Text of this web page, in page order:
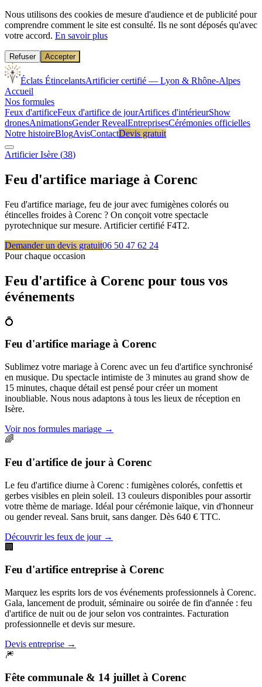
Nous utilisons des cookies de mesure d'audience et de publicité pour
comprendre comment le site est consulté. Ils ne sont déposés qu'avec
votre accord. En savoir plus
Refuser Accepter
Éclats ÉtincelantsArtificier certifié — Lyon & Rhône-Alpes
Accueil
Nos formules
Feux d'artificeFeux d'artifice de jourArtifices d'intérieurShow
dronesAnimationsGender RevealEntreprisesCérémonies officielles
Notre histoireBlogAvisContactDevis gratuit
ArtificierIsère (38)
Feu d'artifice mariage à Corenc
Feu d'artifice mariage, feu de jour avec fumigènes colorés ou
étincelles froides à Corenc ? On conçoit votre spectacle
pyrotechnique sur mesure. Artificier certifié F4T2.
Demander un devis gratuit06 50 47 62 24
Pour chaque occasion
Feu d'artifice à Corenc pour tous vos
événements
💍
Feu d'artifice mariage à Corenc
Sublimez votre mariage à Corenc avec un feu d'artifice synchronisé
en musique. Du spectacle intimiste de 3 minutes au grand show de
15 minutes, chaque détail est pensé pour créer un moment
inoubliable. Nous nous adaptons à tous les lieux de réception en
Isère.
Voir nos formules mariage →
🌈
Feu d'artifice de jour à Corenc
Le feu d'artifice diurne à Corenc : fumigènes colorés, confettis et
gerbes visibles en plein soleil. 13 couleurs disponibles pour assortir
votre thème de mariage. Idéal pour cérémonie laïque, vin d'honneur
ou gender reveal. Sans bruit, sans danger. Dès 640 € TTC.
Découvrir les feux de jour→
🏢
Feu d'artifice entreprise à Corenc
Marquez les esprits lors de vos événements professionnels à Corenc.
Gala, lancement de produit, séminaire ou soirée de fin d'année : feu
d'artifice de nuit ou de jour selon vos contraintes. Facturation
professionnelle et devis sur mesure.
Devis entreprise →
🎆
Fête communale & 14 juillet à Corenc